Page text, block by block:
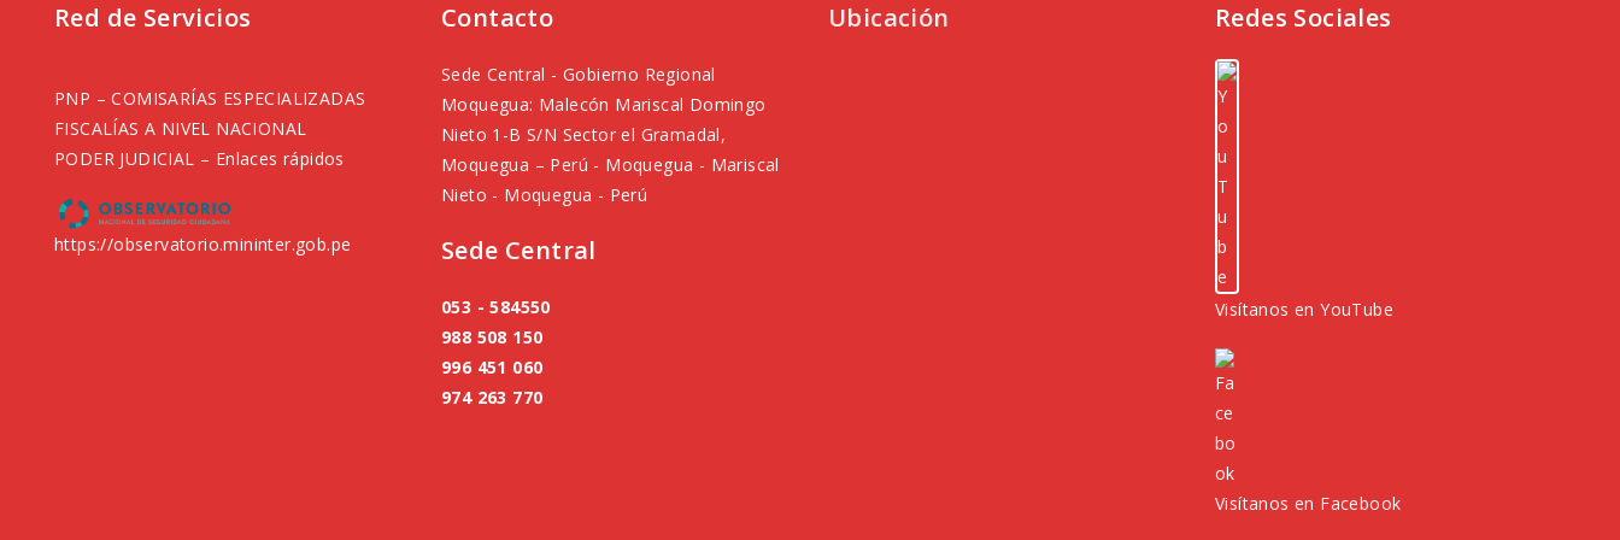
Red de Servicios
PNP – COMISARÍAS ESPECIALIZADAS
FISCALÍAS A NIVEL NACIONAL
PODER JUDICIAL – Enlaces rápidos
https://observatorio.mininter.gob.pe
Contacto
Sede Central - Gobierno Regional
Moquegua: Malecón Mariscal Domingo
Nieto 1-B S/N Sector el Gramadal,
Moquegua – Perú - Moquegua - Mariscal
Nieto - Moquegua - Perú
Sede Central
053 - 584550
988 508 150
996 451 060
974 263 770
Ubicación Redes Sociales
Visítanos en YouTube
Visítanos en Facebook